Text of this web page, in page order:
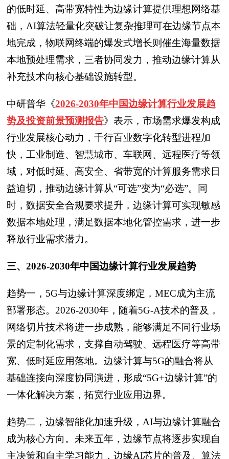
的低时延、高带宽特性为边缘计算提供理想网络基
础，AI算法轻量化突破让复杂推理可在边缘节点本
地完成，物联网终端的爆发式增长则催生海量数据
本地预处理需求，三者协同发力，推动边缘计算从
补充技术向核心基础设施转型。
中研普华 《2026-2030年中国边缘计算行业发展趋
势及投资前景预测报告》表示， 市场需求爆发构成
行业发展核心动力，千行百业数字化转型进程加
快，工业制造、智慧城市、车联网、远程医疗等领
域，对低时延、高安全、省带宽的计算服务需求日
益迫切，推动边缘计算从“可选”变为“必选”。同
时，数据安全合规要求提升，边缘计算可实现敏感
数据本地处理，满足数据本地化管控需求，进一步
释放行业需求潜力。
三、2026-2030年中国边缘计算行业发展趋势
趋势一，5G与边缘计算深度绑定，MEC成为主流
部署形态。2026-2030年，随着5G-A技术的普及，
网络切片技术将进一步成熟，能够满足不同行业场
景的定制化需求，支撑自动驾驶、远程医疗等高带
宽、低时延应用落地。边缘计算与5G的融合将从
基础连接向深度协同演进，形成“5G+边缘计算”的
一体化解决方案，拓宽行业应用边界。
趋势二，边缘智能化加速升级，AI与边缘计算融合
成为核心方向。未来五年，边缘节点将逐步实现自
主决策和自主学习能力，边缘AI芯片的普及、算法